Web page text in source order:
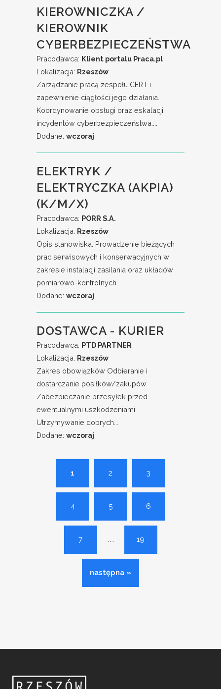
KIEROWNICZKA /
KIEROWNIK
CYBERBEZPIECZEŃSTWA
Pracodawca: Klient portalu Praca.pl
Lokalizacja: Rzeszów
Zarządzanie pracą zespołu CERT i
zapewnienie ciągłości jego działania.
Koordynowanie obsługi oraz eskalacji
incydentów cyberbezpieczeństwa....
Dodane: wczoraj
ELEKTRYK /
ELEKTRYCZKA (AKPIA)
(K/M/X)
Pracodawca: PORR S.A.
Lokalizacja: Rzeszów
Opis stanowiska: Prowadzenie bieżących
prac serwisowych i konserwacyjnych w
zakresie instalacji zasilania oraz układów
pomiarowo-kontrolnych....
Dodane: wczoraj
DOSTAWCA - KURIER
Pracodawca: PTD PARTNER
Lokalizacja: Rzeszów
Zakres obowiązków Odbieranie i
dostarczanie posiłków/zakupów
Zabezpieczanie przesyłek przed
ewentualnymi uszkodzeniami
Utrzymywanie dobrych...
Dodane: wczoraj
1 2 3
4 5 6
7 ... 19
następna »